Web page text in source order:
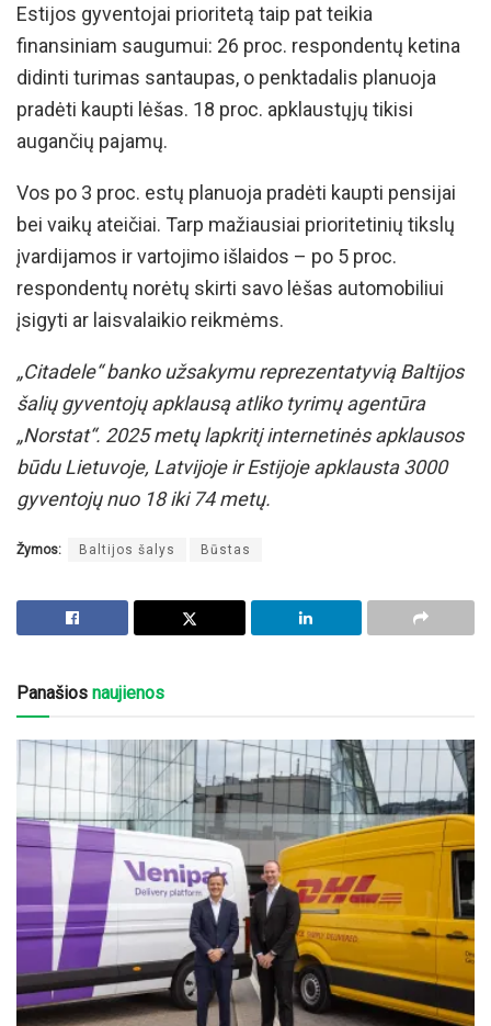
Estijos gyventojai prioritetą taip pat teikia
finansiniam saugumui: 26 proc. respondentų ketina
didinti turimas santaupas, o penktadalis planuoja
pradėti kaupti lėšas. 18 proc. apklaustųjų tikisi
augančių pajamų.
Vos po 3 proc. estų planuoja pradėti kaupti pensijai
bei vaikų ateičiai. Tarp mažiausiai prioritetinių tikslų
įvardijamos ir vartojimo išlaidos – po 5 proc.
respondentų norėtų skirti savo lėšas automobiliui
įsigyti ar laisvalaikio reikmėms.
„Citadele“ banko užsakymu reprezentatyvią Baltijos
šalių gyventojų apklausą atliko tyrimų agentūra
„Norstat“. 2025 metų lapkritį internetinės apklausos
būdu Lietuvoje, Latvijoje ir Estijoje apklausta 3000
gyventojų nuo 18 iki 74 metų.
Žymos: Baltijos šalys Būstas
Panašios naujienos